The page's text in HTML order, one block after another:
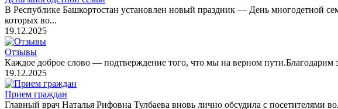
В Республике Башкортостан установлен новый праздник — День многодетной
которых во...
19.12.2025
Отзывы
Каждое доброе слово — подтверждение того, что мы на верном пути.Благодарим
19.12.2025
Прием граждан
Главный врач Наталья Рифовна Тулбаева вновь лично обсудила с